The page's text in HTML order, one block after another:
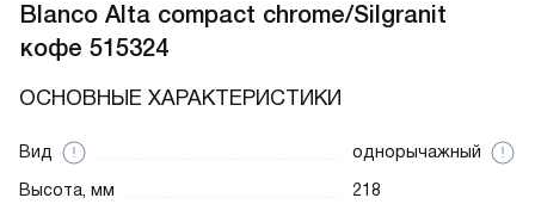
Blanco Alta compact chrome/Silgranit
кофе 515324
ОСНОВНЫЕ ХАРАКТЕРИСТИКИ
Вид
однорычажный
Высота, мм
218